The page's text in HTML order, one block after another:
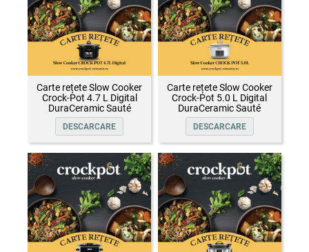
Carte rețete Slow Cooker
Crock-Pot 4.7 L Digital
DuraCeramic Sauté
DESCARCARE
Carte rețete Slow Cooker
Crock-Pot 5.0 L Digital
DuraCeramic Sauté
DESCARCARE